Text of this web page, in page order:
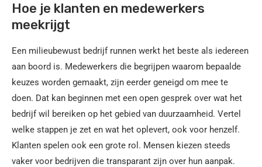
Hoe je klanten en medewerkers
meekrijgt
Een milieubewust bedrijf runnen werkt het beste als iedereen
aan boord is. Medewerkers die begrijpen waarom bepaalde
keuzes worden gemaakt, zijn eerder geneigd om mee te
doen. Dat kan beginnen met een open gesprek over wat het
bedrijf wil bereiken op het gebied van duurzaamheid. Vertel
welke stappen je zet en wat het oplevert, ook voor henzelf.
Klanten spelen ook een grote rol. Mensen kiezen steeds
vaker voor bedrijven die transparant zijn over hun aanpak.